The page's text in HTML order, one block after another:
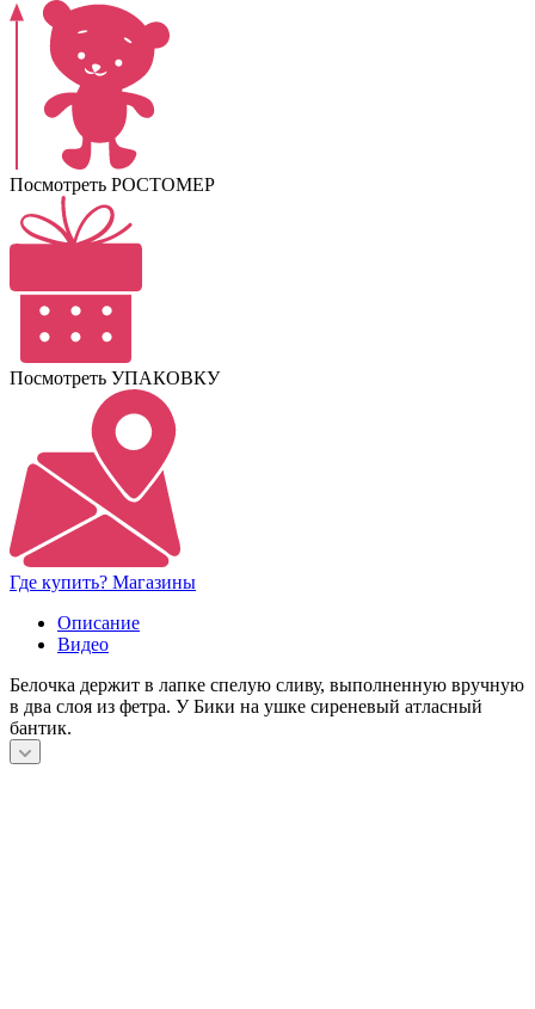
Посмотреть РОСТОМЕР
Посмотреть УПАКОВКУ
Где купить? Магазины
Описание
Видео
Белочка держит в лапке спелую сливу, выполненную вручную
в два слоя из фетра. У Бики на ушке сиреневый атласный
бантик.